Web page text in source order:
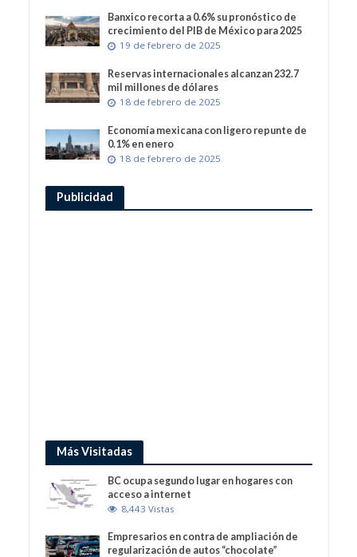
Banxico recorta a 0.6% su pronóstico de
crecimiento del PIB de México para 2025
19 de febrero de 2025
Reservas internacionales alcanzan 232.7
mil millones de dólares
18 de febrero de 2025
Economía mexicana con ligero repunte de
0.1% en enero
18 de febrero de 2025
Publicidad
Más Visitadas
BC ocupa segundo lugar en hogares con
acceso a internet
8,443 Vistas
Empresarios en contra de ampliación de
regularización de autos “chocolate”